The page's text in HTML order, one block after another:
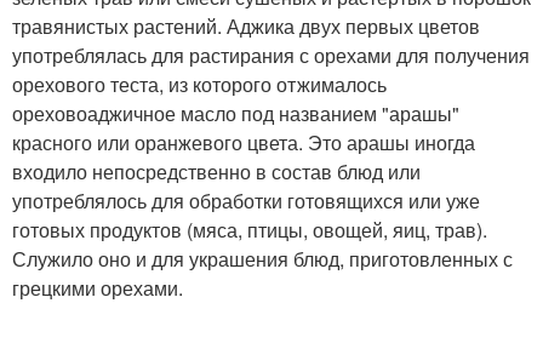
травянистых растений. Аджика двух первых цветов
употреблялась для растирания с орехами для получения
орехового теста, из которого отжималось
ореховоаджичное масло под названием "арашы"
красного или оранжевого цвета. Это арашы иногда
входило непосредственно в состав блюд или
употреблялось для обработки готовящихся или уже
готовых продуктов (мяса, птицы, овощей, яиц, трав).
Служило оно и для украшения блюд, приготовленных с
грецкими орехами.